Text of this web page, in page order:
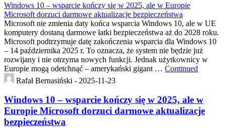
Windows 10 – wsparcie kończy się w 2025, ale w Europie
Microsoft dorzuci darmowe aktualizacje bezpieczeństwa
Microsoft nie zmienia daty końca wsparcia Windows 10, ale w UE
komputery dostaną darmowe łatki bezpieczeństwa aż do 2028 roku.
Microsoft podtrzymuje datę zakończenia wsparcia dla Windows 10
– 14 października 2025 r. To oznacza, że system nie będzie już
rozwijany i nie otrzyma nowych funkcji. Jednak użytkownicy w
Europie mogą odetchnąć – amerykański gigant … Continued
Rafał Bernasiński - 2025-11-23
Windows 10 – wsparcie kończy się w 2025, ale w
Europie Microsoft dorzuci darmowe aktualizacje
bezpieczeństwa